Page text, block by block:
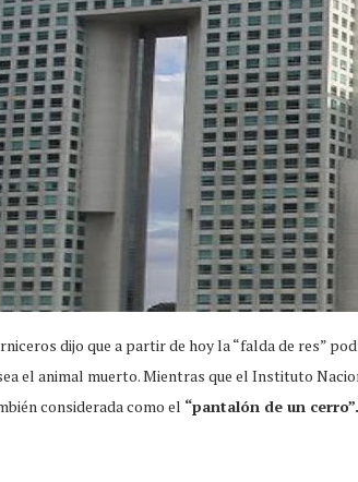
dijo que a partir de hoy la “falda de res”
el animal muerto. Mientras que el Instituto
considerada como el “pantalón de un cerro”.